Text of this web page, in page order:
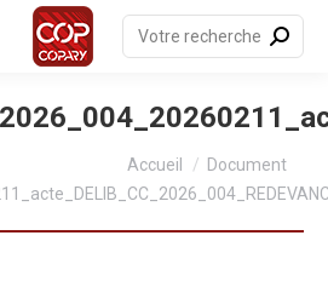
Recherche
:
Accueil
Document